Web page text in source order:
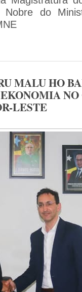
do
MALU HO
NO
LESTE